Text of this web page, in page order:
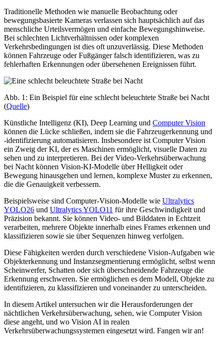
Traditionelle Methoden wie manuelle Beobachtung oder
bewegungsbasierte Kameras verlassen sich hauptsächlich auf das
menschliche Urteilsvermögen und einfache Bewegungshinweise.
Bei schlechten Lichtverhältnissen oder komplexen
Verkehrsbedingungen ist dies oft unzuverlässig. Diese Methoden
können Fahrzeuge oder Fußgänger falsch identifizieren, was zu
fehlerhaften Erkennungen oder übersehenen Ereignissen führt.
Abb. 1: Ein Beispiel für eine schlecht beleuchtete Straße bei Nacht
(Quelle)
Künstliche Intelligenz (KI), Deep Learning und Computer Vision
können die Lücke schließen, indem sie die Fahrzeugerkennung und
-identifizierung automatisieren. Insbesondere ist Computer Vision
ein Zweig der KI, der es Maschinen ermöglicht, visuelle Daten zu
sehen und zu interpretieren. Bei der Video-Verkehrsüberwachung
bei Nacht können Vision-KI-Modelle über Helligkeit oder
Bewegung hinausgehen und lernen, komplexe Muster zu erkennen,
die die Genauigkeit verbessern.
Beispielsweise sind Computer-Vision-Modelle wie Ultralytics
YOLO26 und Ultralytics YOLO11 für ihre Geschwindigkeit und
Präzision bekannt. Sie können Video- und Bilddaten in Echtzeit
verarbeiten, mehrere Objekte innerhalb eines Frames erkennen und
klassifizieren sowie sie über Sequenzen hinweg verfolgen.
Diese Fähigkeiten werden durch verschiedene Vision-Aufgaben wie
Objekterkennung und Instanzsegmentierung ermöglicht, selbst wenn
Scheinwerfer, Schatten oder sich überschneidende Fahrzeuge die
Erkennung erschweren. Sie ermöglichen es dem Modell, Objekte zu
identifizieren, zu klassifizieren und voneinander zu unterscheiden.
In diesem Artikel untersuchen wir die Herausforderungen der
nächtlichen Verkehrsüberwachung, sehen, wie Computer Vision
diese angeht, und wo Vision AI in realen
Verkehrsüberwachungssystemen eingesetzt wird. Fangen wir an!